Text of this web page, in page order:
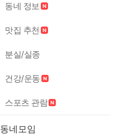
동네 정보
맛집 추천
분실/실종
건강/운동
스포츠 관람
동네모임